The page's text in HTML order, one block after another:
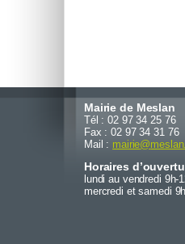
Mairie de Meslan
Tél : 02 97 34 25 76
Fax : 02 97 34 31 76
Mail : mairie@
Horaires
lundi au vendredi 9h-
mercredi et samedi